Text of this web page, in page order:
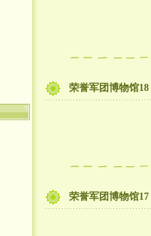
荣誉军团博物馆
荣誉军团博物馆